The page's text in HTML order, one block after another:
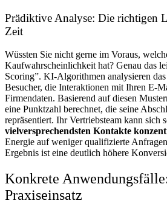
Prädiktive Analyse: Die richtigen
Zeit
Wüssten Sie nicht gerne im Voraus,
Kaufwahrscheinlichkeit hat? Genau das
Scoring”. KI-Algorithmen analysieren
Besucher, die Interaktionen mit Ihren E-
Firmendaten. Basierend auf diesen
eine Punktzahl berechnet, die seine
repräsentiert. Ihr Vertriebsteam kann sich
vielversprechendsten Kontakte
Energie auf weniger qualifizierte
Ergebnis ist eine deutlich höhere
Konkrete
Praxiseinsatz